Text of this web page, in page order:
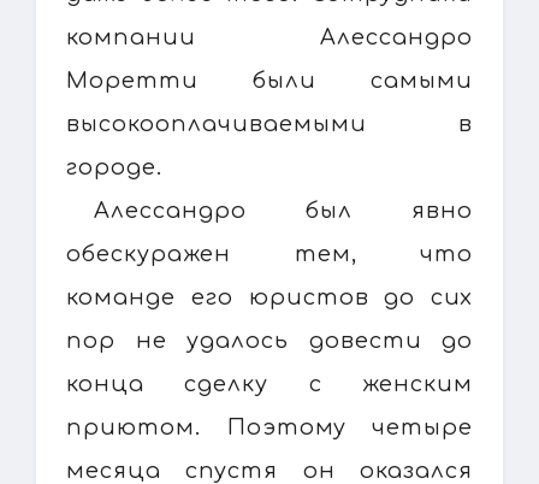
компании Алессандро
Моретти были самыми
высокооплачиваемыми в
городе.
Алессандро был явно
обескуражен тем, что
команде его юристов до сих
пор не удалось довести до
конца сделку с женским
приютом. Поэтому четыре
месяца спустя он оказался